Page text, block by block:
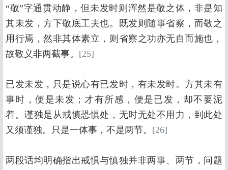
“敬”字通贯动静，但未发时则浑然是敬之体，非是知
其未发，方下敬底工夫也。既发则随事省察，而敬之
用行焉，然非其体素立，则省察之功亦无自而施也，
故敬义非两截事。 [25]
已发未发，只是说心有已发时，有未发时。方其未有
事时，便是未发；才有所感，便是已发，却不要泥
着。谨独是从戒慎恐惧处，无时无处不用力，到此处
又须谨独。只是一体事，不是两节。 [26]
两段话均明确指出戒惧与慎独并非两事、两节，问题